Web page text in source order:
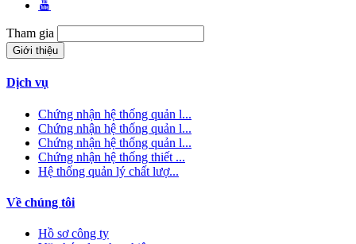
Tham gia
Giới thiệu
Dịch vụ
Chứng nhận hệ thống quản l...
Chứng nhận hệ thống quản l...
Chứng nhận hệ thống quản l...
Chứng nhận hệ thống thiết ...
Hệ thống quản lý chất lượ...
Về chúng tôi
Hồ sơ công ty